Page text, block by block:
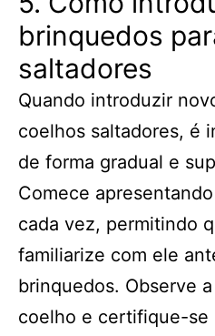
brinquedos
saltadores
Quando introduzir
coelhos saltadores, é
de forma gradual e
Comece
cada vez, permitindo
familiarize com ele
brinquedos. Observe
coelho e certifique-se